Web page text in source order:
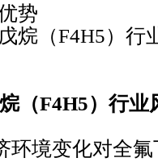
势
（F4H5）行
（F4H5）行业
变化对全氟丁